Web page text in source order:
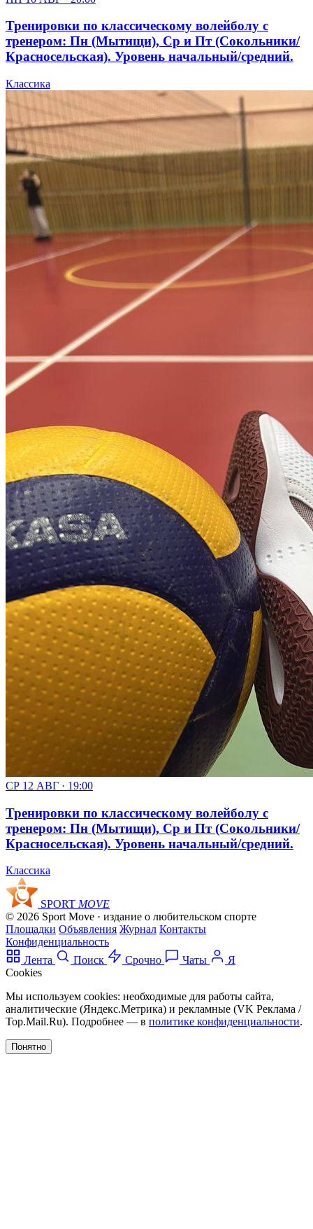
Тренировки по классическому волейболу с
тренером: Пн (Мытищи), Ср и Пт (Сокольники/
Красносельская). Уровень начальный/средний.
Классика
СР 12 АВГ · 19:00
Тренировки по классическому волейболу с
тренером: Пн (Мытищи), Ср и Пт (Сокольники/
Красносельская). Уровень начальный/средний.
Классика
SPORT MOVE
© 2026 Sport Move · издание о любительском спорте
Площадки Объявления Журнал Контакты
Конфиденциальность
Лента
Поиск Срочно Чаты
Я
Cookies
Мы используем cookies: необходимые для работы сайта,
аналитические (Яндекс.Метрика) и рекламные (VK Реклама /
Top.Mail.Ru). Подробнее — в политике конфиденциальности.
Понятно